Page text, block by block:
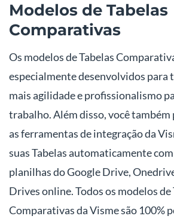
Modelos de Tabelas
Comparativas
Os modelos de Tabelas
especialmente desenvolvidos para
mais agilidade e profissionalismo
trabalho. Além disso, você também
as ferramentas de integração da
suas Tabelas automaticamente com
planilhas do Google Drive,
Drives online. Todos os modelos de
Comparativas da Visme são 100%